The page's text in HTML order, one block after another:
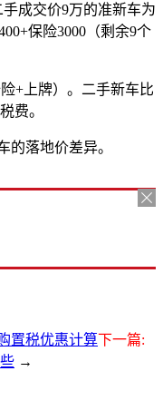
成交价9万的准新车为
保险3000（剩余9个
+上牌）。二手新车比
费。
的落地价差异。
置税优惠计算下一篇:
→